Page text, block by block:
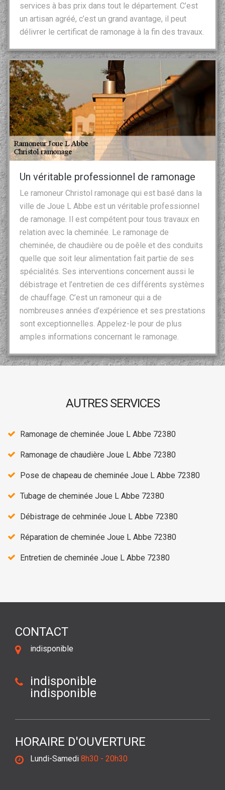
services à bas prix dans tout le département. C’est
un artisan agréé, c’est un grand avantage, il peut
délivrer le certificat de ramonage à la fin des travaux.
Un véritable professionnel de ramonage
Le ramoneur Christol ramonage qui est basé dans la
ville de Joue L Abbe est un véritable professionnel
de ramonage. Il est compétent pour tous travaux en
relation avec la cheminée. Le ramonage de
cheminée, de chaudière ou de poêle et des conduits
quelle que soit leur alimentation fait partie de ses
spécialités. Ses interventions concernent aussi le
débistrage et l’entretien de ces différents systèmes
de chauffage. C’est un ramoneur qui a de
nombreuses années d’expérience et ses prestations
sont exceptionnelles. Appelez-le pour de plus
amples informations concernant le ramonage.
AUTRES SERVICES
Ramonage de cheminée Joue L Abbe 72380
Ramonage de chaudière Joue L Abbe 72380
Pose de chapeau de cheminée Joue L Abbe 72380
Tubage de cheminée Joue L Abbe 72380
Débistrage de cehminée Joue L Abbe 72380
Réparation de cheminée Joue L Abbe 72380
Entretien de cheminée Joue L Abbe 72380
CONTACT
indisponible
indisponible
indisponible
HORAIRE D'OUVERTURE
Lundi-Samedi 8h30 - 20h30